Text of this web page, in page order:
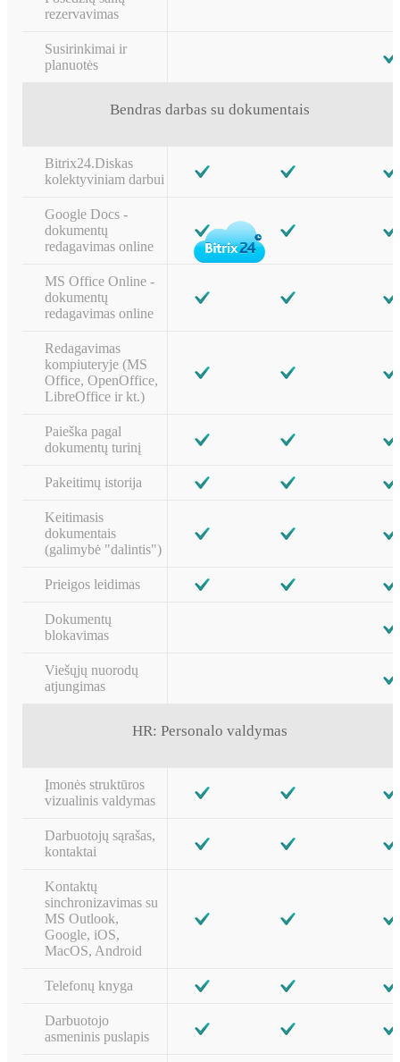
rezervavimas
Susirinkimai ir
planuotės
Bendras darbas su dokumentais
Bitrix24.Diskas
kolektyviniam darbui
Google Docs -
dokumentų
redagavimas online
MS Office Online -
dokumentų
redagavimas online
Redagavimas
kompiuteryje (MS
Office, OpenOffice,
LibreOffice ir kt.)
Paieška pagal
dokumentų turinį
Pakeitimų istorija
Keitimasis
dokumentais
(galimybė "dalintis")
Prieigos leidimas
Dokumentų
blokavimas
Viešųjų nuorodų
atjungimas
HR: Personalo valdymas
Įmonės struktūros
vizualinis valdymas
Darbuotojų sąrašas,
kontaktai
Kontaktų
sinchronizavimas su
MS Outlook,
Google, iOS,
MacOS, Android
Telefonų knyga
Darbuotojo
asmeninis puslapis